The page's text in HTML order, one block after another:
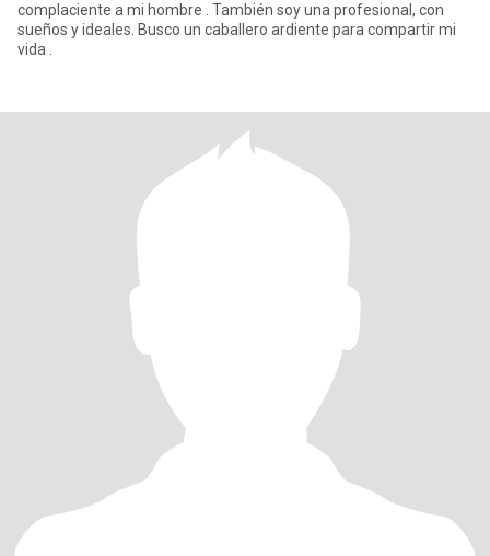
complaciente a mi hombre . También soy una profesional, con
sueños y ideales. Busco un caballero ardiente para compartir mi
vida .